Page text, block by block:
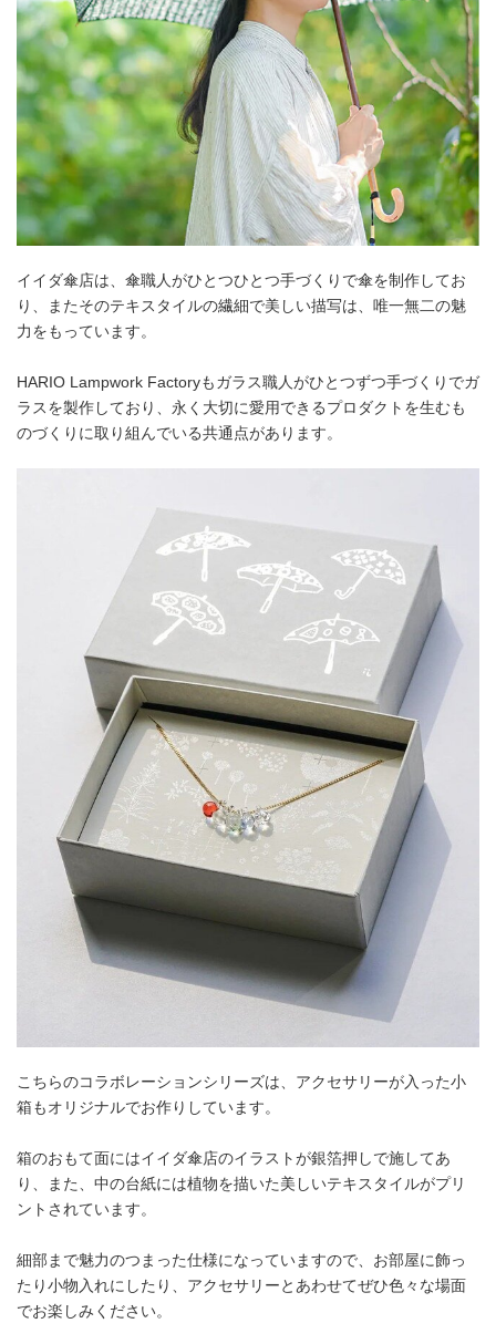
イイダ傘店は、傘職人がひとつひとつ手づくりで傘を制作してお
り、またそのテキスタイルの繊細で美しい描写は、唯一無二の魅
力をもっています。
HARIO Lampwork Factoryもガラス職人がひとつずつ手づくりでガ
ラスを製作しており、永く大切に愛用できるプロダクトを生むも
のづくりに取り組んでいる共通点があります。
こちらのコラボレーションシリーズは、アクセサリーが入った小
箱もオリジナルでお作りしています。
箱のおもて面にはイイダ傘店のイラストが銀箔押しで施してあ
り、また、中の台紙には植物を描いた美しいテキスタイルがプリ
ントされています。
細部まで魅力のつまった仕様になっていますので、お部屋に飾っ
たり小物入れにしたり、アクセサリーとあわせてぜひ色々な場面
でお楽しみください。